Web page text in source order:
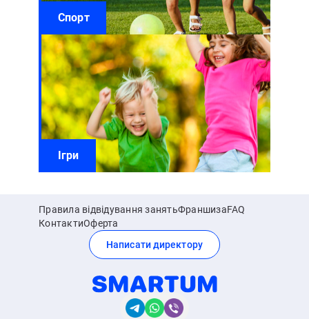
Спорт
Ігри
Правила відвідування занятьФраншизаFAQ
КонтактиОферта
Написати директору